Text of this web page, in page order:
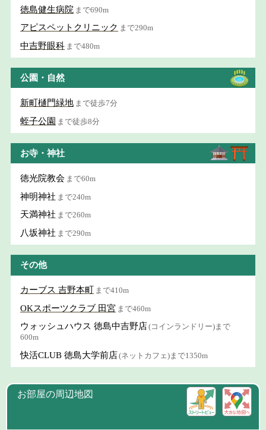
徳島健生病院 まで690m
アピスペットクリニック まで290m
中吉野眼科 まで480m
公園・自然
新町樋門緑地 まで徒歩7分
蛭子公園 まで徒歩8分
お寺・神社
徳光院教会 まで60m
神明神社 まで240m
天満神社 まで260m
八坂神社 まで290m
その他
カーブス 吉野本町 まで410m
OKスポーツクラブ 田宮 まで460m
ウォッシュハウス 徳島中吉野店(コインランドリー)まで
600m
快活CLUB 徳島大学前店(ネットカフェ)まで1350m
お部屋の周辺地図